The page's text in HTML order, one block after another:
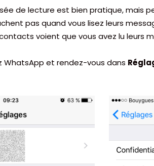
de lecture est bien pratique, mais
pas quand vous lisez leurs
voient que vous avez lu leurs
WhatsApp et rendez-vous dans